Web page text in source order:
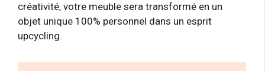
créativité, votre meuble sera transformé en un
objet unique 100% personnel dans un esprit
upcycling.